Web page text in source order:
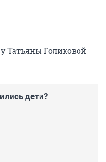
Татьяны Голиковой
дети?